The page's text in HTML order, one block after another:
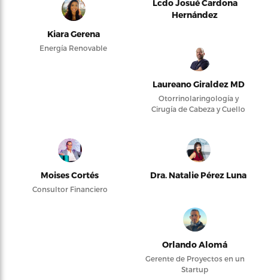
Kiara Gerena
Energía Renovable
Lcdo Josué Cardona
Hernández
Laureano Giraldez MD
Otorrinolaringología y
Cirugía de Cabeza y Cuello
Moises Cortés
Consultor Financiero
Dra. Natalie Pérez Luna
Orlando Alomá
Gerente de Proyectos en un
Startup